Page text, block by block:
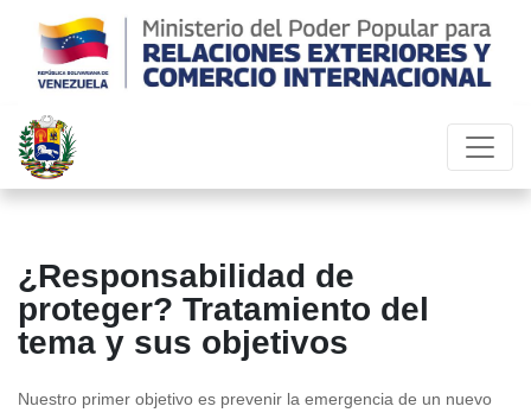
¿Responsabilidad de
proteger? Tratamiento del
tema y sus objetivos
Nuestro primer objetivo es prevenir la emergencia de un nuevo